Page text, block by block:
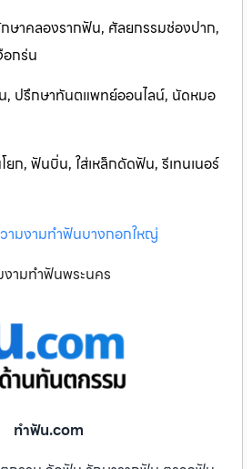
าคลองรากฟัน, ศัลยกรรมช่องปาก,
อกร่น
, ปรึกษาทันตแพทย์ออนไลน์, นัดหมอ
ก, ฟันบิ่น, ใส่เหล็กดัดฟัน, รีเทนเนอร์
ามงามทำฟันบางกอกใหญ่
ามทำฟันพระนคร
ทําฟัน.com